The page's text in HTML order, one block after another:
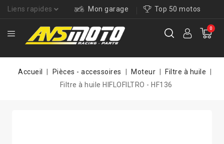
Liens rapides Mon garage Top 50 motos
0
Accueil Pièces - accessoires Moteur
Filtre à huile
Filtre à huile HIFLOFILTRO - HF136